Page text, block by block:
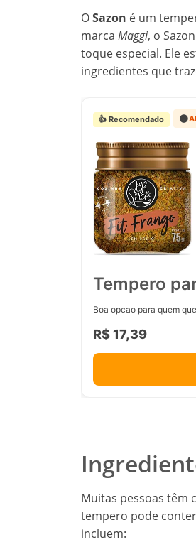
OSazon é um
marca Maggi, o
toque especial. Ele
ingredientes que
👍 Recomendado 🟠
Tempero
Boa opcao para quem
R$ 17,39
Muitas pessoas têm
tempero pode
incluem: